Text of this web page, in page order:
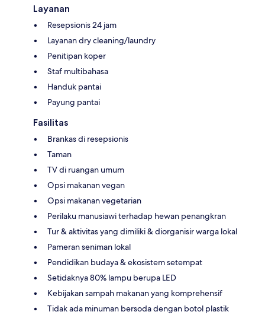
Layanan
Resepsionis 24 jam
Layanan dry cleaning/laundry
Penitipan koper
Staf multibahasa
Handuk pantai
Payung pantai
Fasilitas
Brankas di resepsionis
Taman
TV di ruangan umum
Opsi makanan vegan
Opsi makanan vegetarian
Perilaku manusiawi terhadap hewan penangkran
Tur & aktivitas yang dimiliki & diorganisir warga lokal
Pameran seniman lokal
Pendidikan budaya & ekosistem setempat
Setidaknya 80% lampu berupa LED
Kebijakan sampah makanan yang komprehensif
Tidak ada minuman bersoda dengan botol plastik